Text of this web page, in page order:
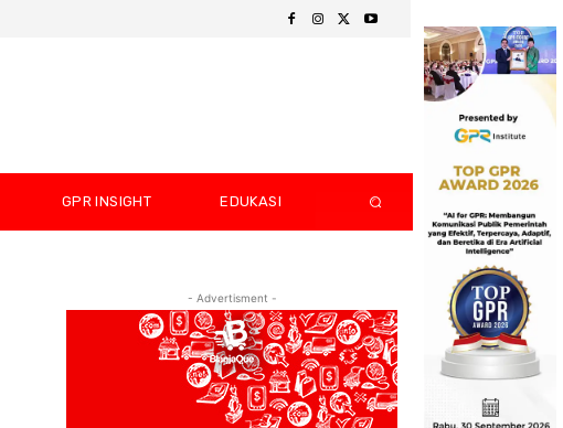
GPR INSIGHT EDUKASI
- Advertisment -